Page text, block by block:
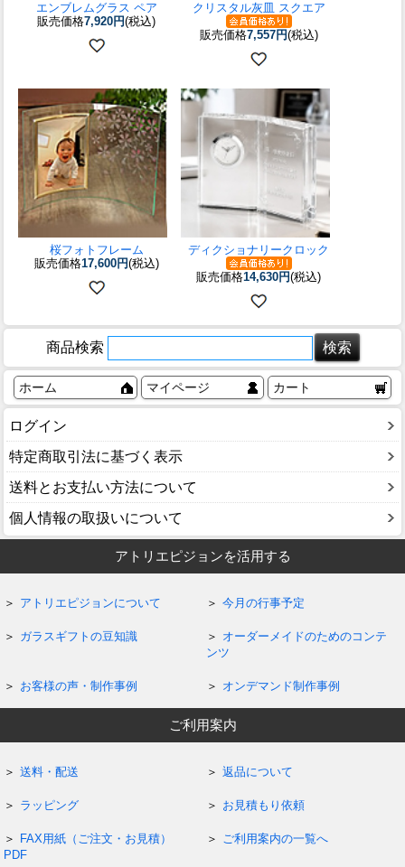
エンブレムグラス ペア
販売価格7,920円(税込)
クリスタル灰皿 スクエア
販売価格7,557円(税込)
桜フォトフレーム
販売価格17,600円(税込)
ディクショナリークロック
販売価格14,630円(税込)
商品検索
ホーム マイページ カート
ログイン
特定商取引法に基づく表示
送料とお支払い方法について
個人情報の取扱いについて
アトリエピジョンを活用する
アトリエピジョンについて 今月の行事予定
ガラスギフトの豆知識
オーダーメイドのためのコンテ
ンツ
お客様の声・制作事例 オンデマンド制作事例
ご利用案内
送料・配送 返品について
ラッピング お見積もり依頼
FAX用紙（ご注文・お見積）
PDF
ご利用案内の一覧へ